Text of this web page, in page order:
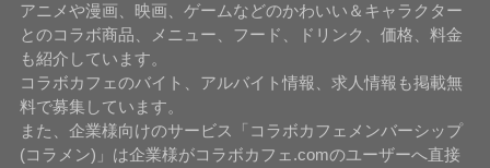
アニメや漫画、映画、ゲームなどのかわいい＆キャラクター
とのコラボ商品、メニュー、フード、ドリンク、価格、料金
も紹介しています。
コラボカフェのバイト、アルバイト情報、求人情報も掲載無
料で募集しています。
また、企業様向けのサービス「コラボカフェメンバーシップ
(コラメン)」は企業様がコラボカフェ.comのユーザーへ直接